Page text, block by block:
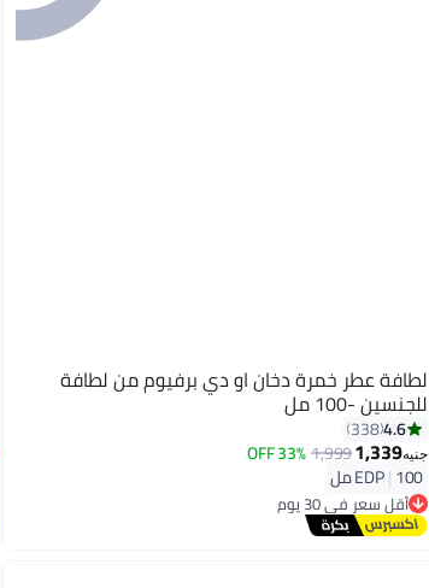
لطافة عطر خمرة دخان او دي برفيوم من لطافة
للجنسين -100 مل
4.6
338
جنيه1,339
1,999
33% OFF
EDP|100 مل
أقل سعر في 30 يوم
توصيل مجاني
أقل سعر في 30 يوم